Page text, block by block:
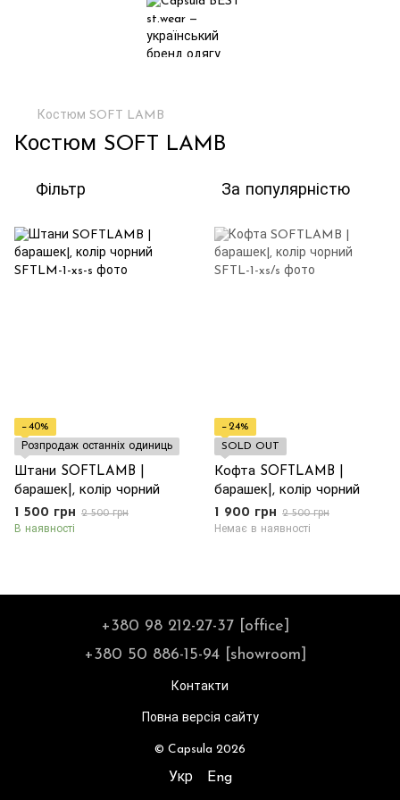
Костюм SOFT LAMB
Костюм SOFT LAMB
Фільтр За популярністю
−40%
Розпродаж останніх одиниць
Штани SOFTLAMB |
барашек|, колір чорний
1 500 грн 2 500 грн
В наявності
−24%
SOLD OUT
Кофта SOFTLAMB |
барашек|, колір чорний
1 900 грн 2 500 грн
Немає в наявності
+380 98 212-27-37 [office]
+380 50 886-15-94 [showroom]
Контакти
Повна версія сайту
© Capsula 2026
Укр Eng